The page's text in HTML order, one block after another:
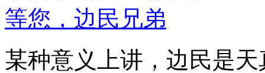
等您，边民兄弟
某种意义上讲，边民是